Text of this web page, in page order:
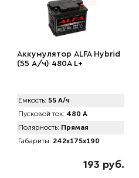
Аккумулятор ALFA Hybrid
(55 А/ч) 480A L+
Емкость: 55 А/ч
Пусковой ток: 480 А
Полярность: Прямая
Габариты: 242x175x190
193 руб.